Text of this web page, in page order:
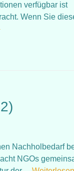
verfügbar ist
Wenn Sie
Nachholbedarf
NGOs